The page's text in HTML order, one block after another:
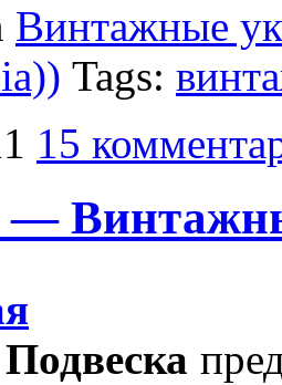
Винтажные
Tags:
15
—
Подвеска